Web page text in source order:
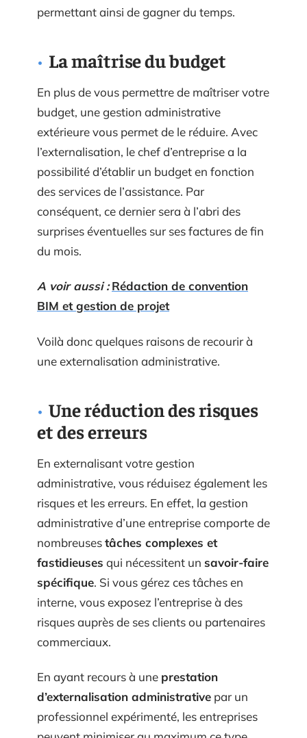
permettant ainsi de gagner du temps.
La maîtrise du budget
En plus de vous permettre de maîtriser votre
budget, une gestion administrative
extérieure vous permet de le réduire. Avec
l’externalisation, le chef d’entreprise a la
possibilité d’établir un budget en fonction
des services de l’assistance. Par
conséquent, ce dernier sera à l’abri des
surprises éventuelles sur ses factures de fin
du mois.
A voir aussi : Rédaction de convention
BIM et gestion de projet
Voilà donc quelques raisons de recourir à
une externalisation administrative.
Une réduction des risques
et des erreurs
En externalisant votre gestion
administrative, vous réduisez également les
risques et les erreurs. En effet, la gestion
administrative d’une entreprise comporte de
nombreusestâches complexes et
fastidieuses qui nécessitent un savoir-faire
spécifique. Si vous gérez ces tâches en
interne, vous exposez l’entreprise à des
risques auprès de ses clients ou partenaires
commerciaux.
En ayant recours à une prestation
d’externalisation administrative par un
professionnel expérimenté, les entreprises